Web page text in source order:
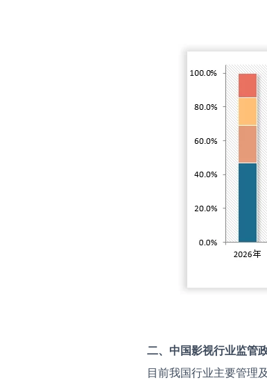
二、中国影视行业监管
目前我国行业主要管理